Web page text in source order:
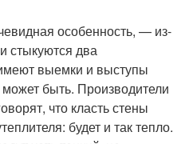
особенность, — из-
стыкуются два
выемки и выступы
быть. Производители
что класть стены
будет и так тепло.